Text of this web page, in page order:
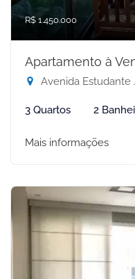
R$ 1.450.000
Apartamento à
Avenida Estudante José
3 Quartos 2
Mais informações